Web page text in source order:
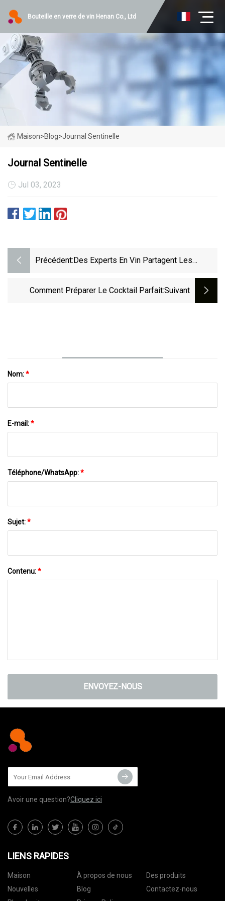
Bouteille en verre de vin Henan Co., Ltd
Maison>Blog>Journal Sentinelle
Journal Sentinelle
Jul 03, 2023
Précédent: Des Experts En Vin Partagent Les
Meilleure Sangria
Comment Préparer Le Cocktail Parfait:suivant
Nom:*
E-mail:*
Téléphone/WhatsApp:*
Sujet:*
Contenu:*
ENVOYEZ-NOUS
Avoir une question?Cliquez ici
LIENS RAPIDES
Maison À propos de nous
Des produits
Nouvelles
Blog
Contactez-nous